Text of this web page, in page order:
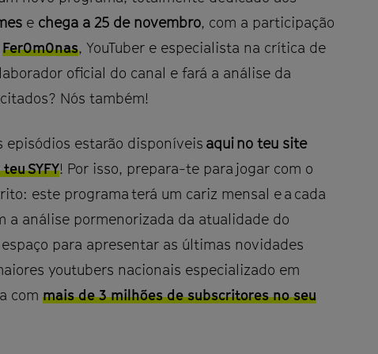
e chega a 25 de novembro, com a participação
Fer0m0nas, YouTuber e especialista na crítica de
oficial do canal e fará a análise da
Nós também!
episódios estarão disponíveis aqui no teu site
SYFY! Por isso, prepara-te para jogar com o
este programa terá um cariz mensal e a cada
a análise pormenorizada da atualidade do
para apresentar as últimas novidades
youtubers nacionais especializado em
com mais de 3 milhões de subscritores no seu